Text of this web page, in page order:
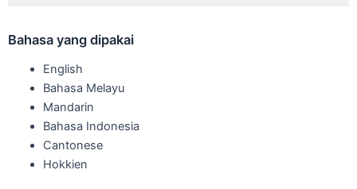
Bahasa yang dipakai
English
Bahasa Melayu
Mandarin
Bahasa Indonesia
Cantonese
Hokkien